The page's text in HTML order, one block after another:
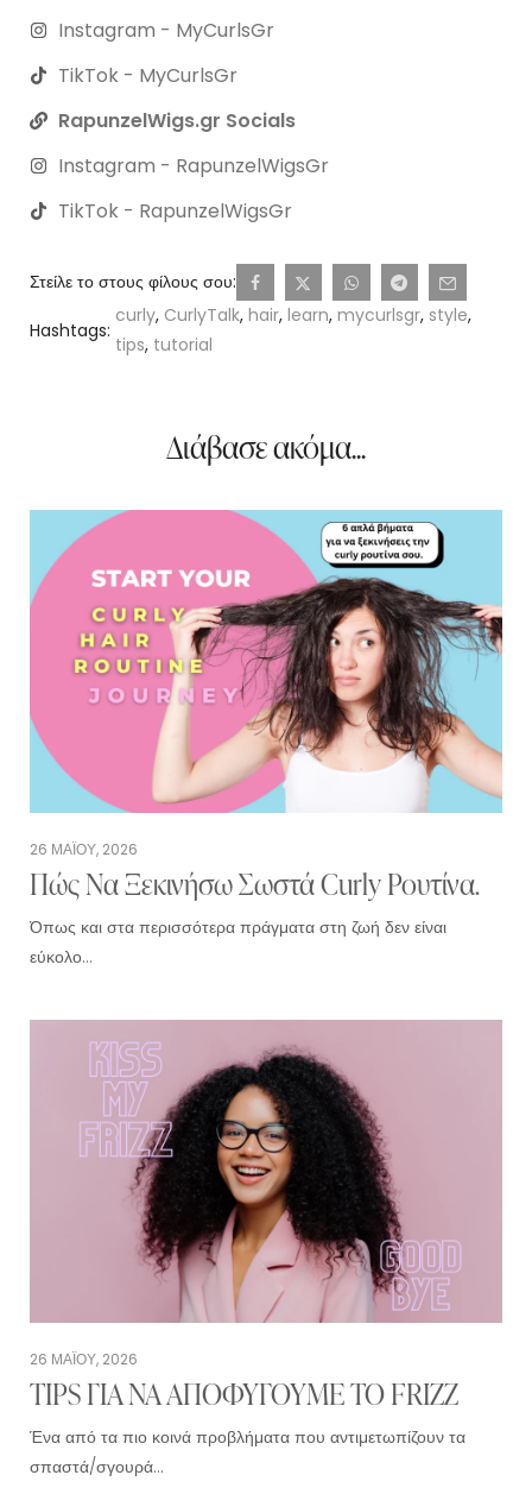
Instagram - MyCurlsGr
TikTok - MyCurlsGr
RapunzelWigs.gr Socials
Instagram - RapunzelWigsGr
TikTok - RapunzelWigsGr
Στείλε το στους φίλους σου:
Hashtags:
curly, CurlyTalk, hair, learn, mycurlsgr, style,
tips, tutorial
Διάβασε ακόμα...
26 ΜΑΪ́ΟΥ, 2026
Πώς Να Ξεκινήσω Σωστά Curly Ρουτίνα.
Όπως και στα περισσότερα πράγματα στη ζωή δεν είναι
εύκολο…
26 ΜΑΪ́ΟΥ, 2026
TIPS ΓΙΑ ΝΑ ΑΠΟΦΥΓΟΥΜΕ ΤΟ FRIZZ
Ένα από τα πιο κοινά προβλήματα που αντιμετωπίζουν τα
σπαστά/σγουρά…